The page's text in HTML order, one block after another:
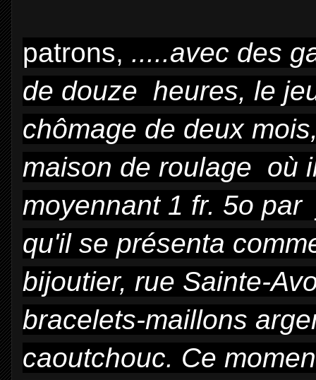
patrons, .....avec des
de douze heures, le
chômage de deux
maison de roulage où
moyennant 1 fr. 5o
qu'il se présenta
bijoutier, rue Sainte-
bracelets-maillons
caoutchouc. Ce